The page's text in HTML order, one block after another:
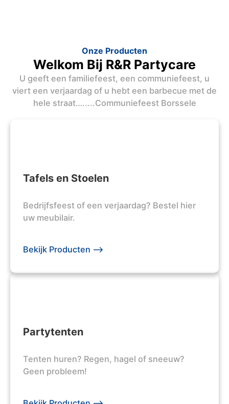
Onze Producten
Welkom Bij R&R Partycare
U geeft een familiefeest, een communiefeest, u
viert een verjaardag of u hebt een barbecue met de
hele straat….....Communiefeest Borssele
Tafels en Stoelen
Bedrijfsfeest of een verjaardag? Bestel hier
uw meubilair.
Bekijk Producten -->
Partytenten
Tenten huren? Regen, hagel of sneeuw?
Geen probleem!